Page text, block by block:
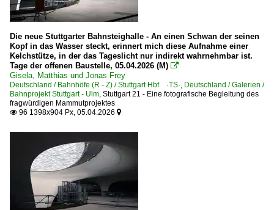
Die neue Stuttgarter Bahnsteighalle - An einen Schwan der seinen
Kopf in das Wasser steckt, erinnert mich diese Aufnahme einer
Kelchstütze, in der das Tageslicht nur indirekt wahrnehmbar ist.
Tage der offenen Baustelle, 05.04.2026 (M) 
Gisela, Matthias und Jonas Frey
Deutschland / Bahnhöfe (R - Z) / Stuttgart Hbf ·TS·, Deutschland / Galerien /
Bahnprojekt Stuttgart - Ulm, Stuttgart 21 - Eine fotografische Begleitung des
fragwürdigen Mammutprojektes
 96 1398x904 Px, 05.04.2026 